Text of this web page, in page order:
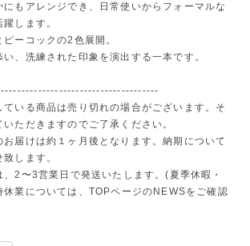
にもアレンジでき、日常使いからフォーマルな
します。
ーコックの2色展開。
、洗練された印象を演出する一本です。
いる商品は売り切れの場合がございます。そ
ただきますのでご了承ください。
届けは約１ヶ月後となります。納期について
します。
2〜3営業日で発送いたします。(夏季休暇・
休業については、TOPページのNEWSをご確認